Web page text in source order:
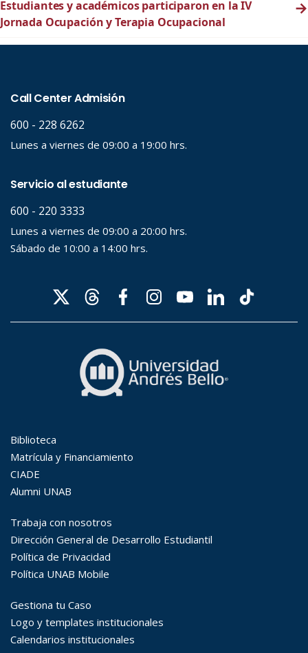
Estudiantes y académicos participaron en la IV
Jornada Ocupación y Terapia Ocupacional
→